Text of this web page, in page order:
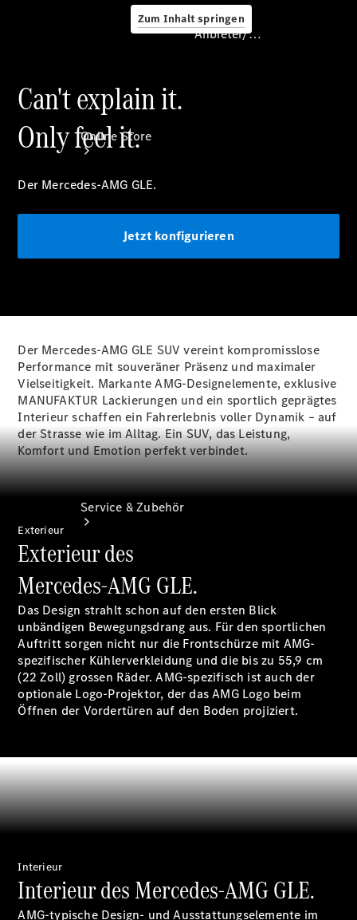
Zum Inhalt springen
Anbieter/Datenschutz
Online Store
Service & Zubehör
Servicetermin
buchen
Digitale
Extras
Pannen- &
Unfallhilfe
Räder &
Reifen
Wartung,
Garantie
Anbieter/Datenschutz
Can't explain it.
Only feel it.
Der Mercedes-AMG GLE.
Jetzt konfigurieren
Der Mercedes-AMG GLE SUV vereint kompromisslose
Performance mit souveräner Präsenz und maximaler
Vielseitigkeit. Markante AMG-Designelemente, exklusive
MANUFAKTUR Lackierungen und ein sportlich geprägtes
Interieur schaffen ein Fahrerlebnis voller Dynamik – auf
der Strasse wie im Alltag. Ein SUV, das Leistung,
Komfort und Emotion perfekt verbindet.
Exterieur
Exterieur des
Mercedes-AMG GLE.
Das Design strahlt schon auf den ersten Blick
unbändigen Bewegungsdrang aus. Für den sportlichen
Auftritt sorgen nicht nur die Frontschürze mit AMG-
spezifischer Kühlerverkleidung und die bis zu 55,9 cm
(22 Zoll) grossen Räder. AMG-spezifisch ist auch der
optionale Logo-Projektor, der das AMG Logo beim
Öffnen der Vordertüren auf den Boden projiziert.
Interieur
Interieur des Mercedes-AMG GLE.
AMG-typische Design- und Ausstattungselemente im